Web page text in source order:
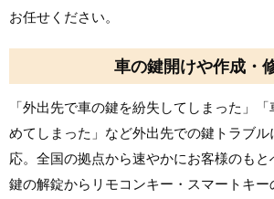
お任せください。
車の鍵開けや作成・
「外出先で車の鍵を紛失してしまった」
めてしまった」など外出先での鍵トラブル
応。全国の拠点から速やかにお客様のもと
鍵の解錠からリモコンキー・スマートキ